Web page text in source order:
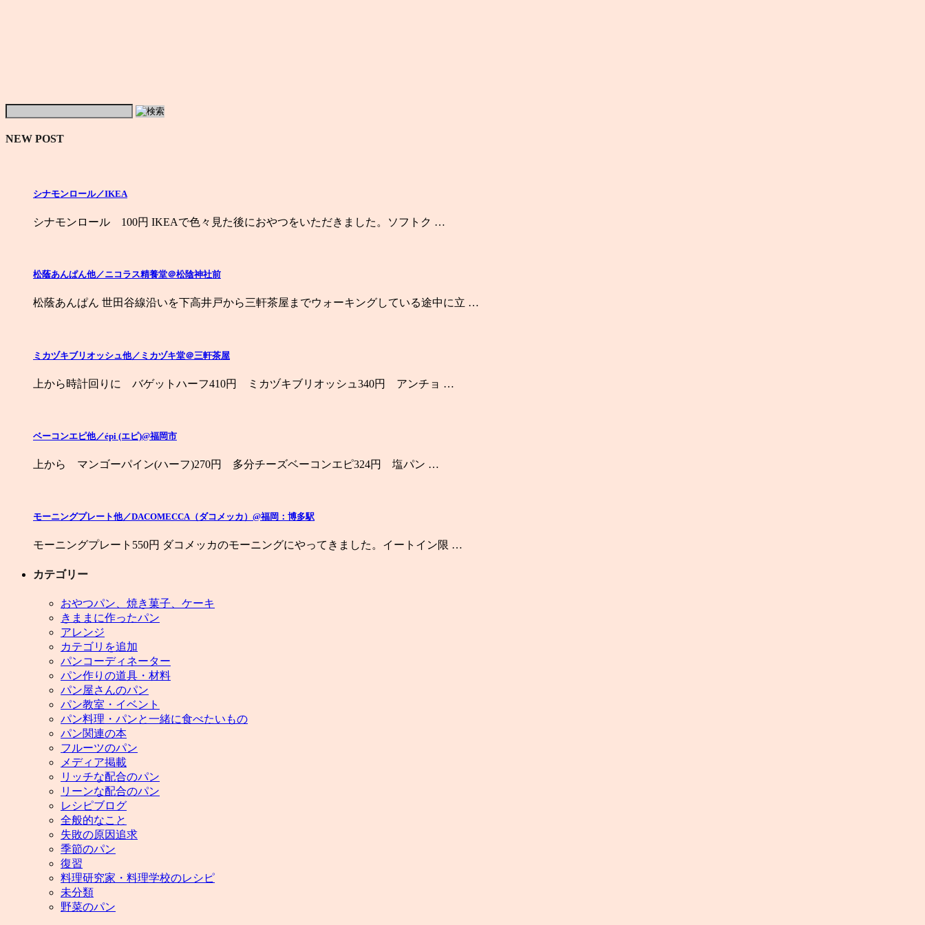
NEW POST
シナモンロール／IKEA
シナモンロール 100円 IKEAで色々見た後におやつをいただきました。ソフトク …
松蔭あんぱん他／ニコラス精養堂＠松陰神社前
松蔭あんぱん 世田谷線沿いを下高井戸から三軒茶屋までウォーキングしている途中に立 …
ミカヅキブリオッシュ他／ミカヅキ堂＠三軒茶屋
上から時計回りに バゲットハーフ410円 ミカヅキブリオッシュ340円 アンチョ …
ベーコンエピ他／épi (エピ)@福岡市
上から マンゴーパイン(ハーフ)270円 多分チーズベーコンエピ324円 塩パン …
モーニングプレート他／DACOMECCA（ダコメッカ）@福岡：博多駅
モーニングプレート550円 ダコメッカのモーニングにやってきました。イートイン限 …
カテゴリー
おやつパン、焼き菓子、ケーキ
きままに作ったパン
アレンジ
カテゴリを追加
パンコーディネーター
パン作りの道具・材料
パン屋さんのパン
パン教室・イベント
パン料理・パンと一緒に食べたいもの
パン関連の本
フルーツのパン
メディア掲載
リッチな配合のパン
リーンな配合のパン
レシピブログ
全般的なこと
失敗の原因追求
季節のパン
復習
料理研究家・料理学校のレシピ
未分類
野菜のパン